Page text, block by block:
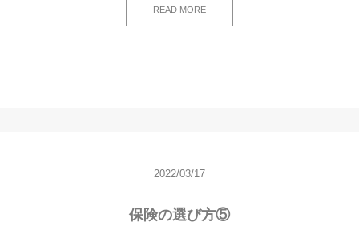
READ MORE
2022/03/17
保険の選び方⑤